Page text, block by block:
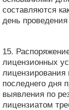
составляются
день
15.
лицензионных
лицензирования
последнего дня
выявления по
лицензиатом